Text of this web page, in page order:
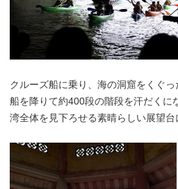
クルーズ船に乗り、海の洞窟をくぐっ
船を降りて約400段の階段を汗だくに
湾全体を見下ろせる素晴らしい展望台